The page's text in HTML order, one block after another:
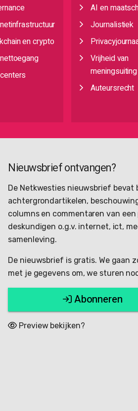
en crypto
AI en
Journalistiek
Vrijheid van
meningsuiting
Auteursrecht
Nieuwsbrief ontvangen?
De Netkwesties nieuwsbrief bevat
achtergrondartikelen,
columns en commentaren van een
deskundigen o.g.v. internet, ict,
samenleving.
De nieuwsbrief is gratis. We gaan
met je gegevens om, we sturen
Abonneren
Preview bekijken?